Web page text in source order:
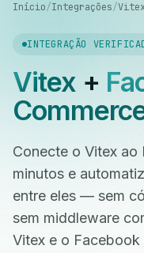
Início/Integrações/
INTEGRAÇÃO
Vitex+
Conecte o Vitex ao
minutos e
entre eles — sem
sem middleware
Vitex e o Facebook